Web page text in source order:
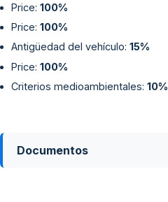
Price: 100%
Price: 100%
Antigüedad del vehículo: 15%
Price: 100%
Criterios medioambientales: 10%
Documentos